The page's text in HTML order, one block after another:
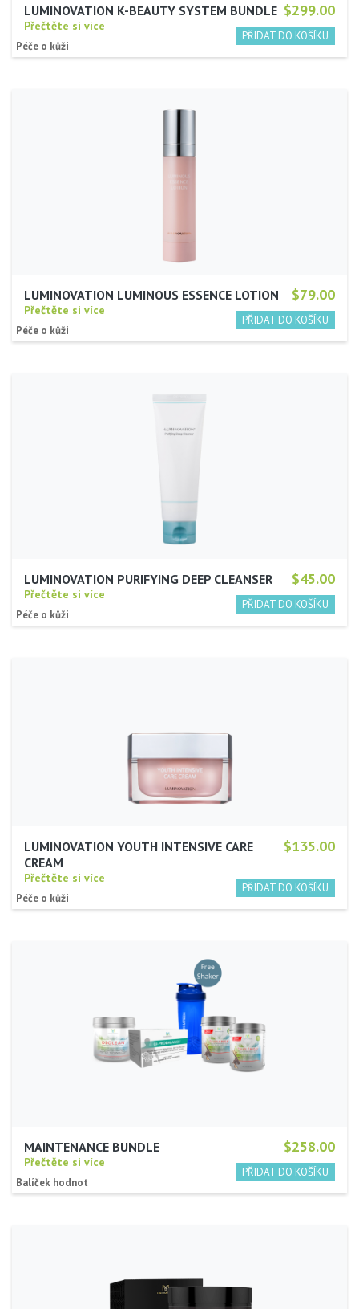
$299.00
LUMINOVATION K-BEAUTY SYSTEM BUNDLE
Přečtěte si více
Péče o kůži
$79.00
LUMINOVATION LUMINOUS ESSENCE LOTION
Přečtěte si více
Péče o kůži
$45.00
LUMINOVATION PURIFYING DEEP CLEANSER
Přečtěte si více
Péče o kůži
$135.00
LUMINOVATION YOUTH INTENSIVE CARE
CREAM
Přečtěte si více
Péče o kůži
$258.00
MAINTENANCE BUNDLE
Přečtěte si více
Balíček hodnot